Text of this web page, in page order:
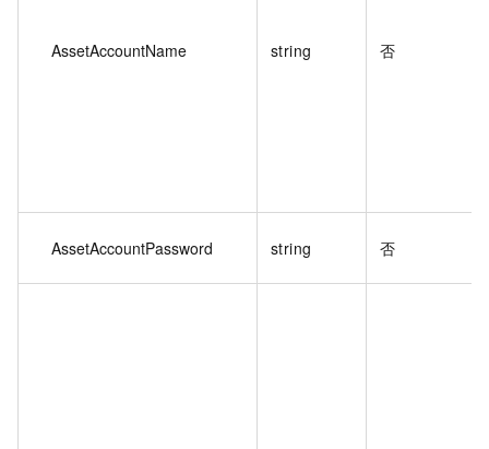
AssetAccountName string 否
AssetAccountPassword string 否